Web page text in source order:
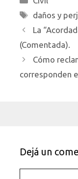
Etiquetas
daños y
La
(Comentada).
Cómo
corresponden
Dejá un